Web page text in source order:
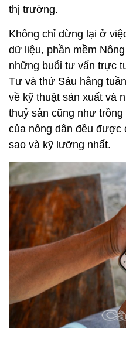
thị trường.
Không chỉ dừng lại ở
dữ liệu, phần mềm
những buổi tư vấn trực
Tư và thứ Sáu hằng
về kỹ thuật sản xuất và
thuỷ sản cũng như
của nông dân đều được
sao và kỹ lưỡng nhất.